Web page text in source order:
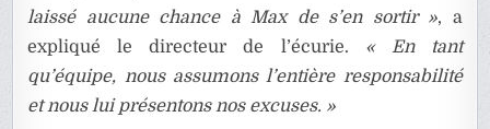
laissé aucune chance à Max de s’en sortir », a
expliqué le directeur de l’écurie. « En tant
qu’équipe, nous assumons l’entière responsabilité
et nous lui présentons nos excuses. »